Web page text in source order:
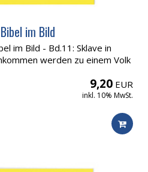
im Bild
im Bild - Bd.11: Sklave in
werden zu einem Volk
9,20 EUR
inkl. 10% MwSt.